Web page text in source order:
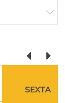
SEXTA